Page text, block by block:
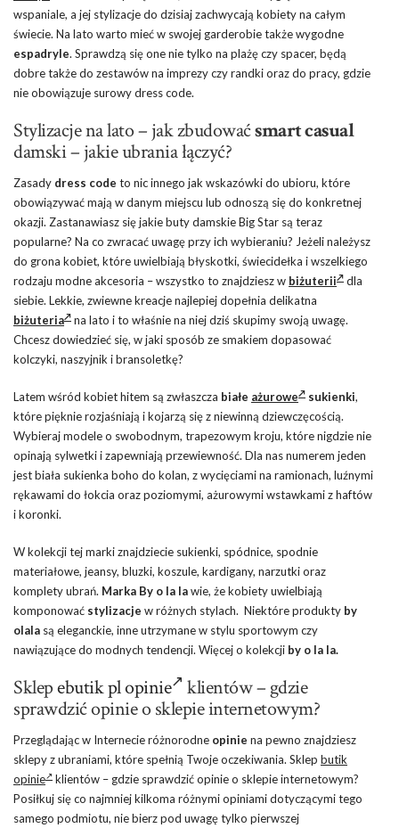
wspaniale, a jej stylizacje do dzisiaj zachwycają kobiety na całym
świecie. Na lato warto mieć w swojej garderobie także wygodne
espadryle. Sprawdzą się one nie tylko na plażę czy spacer, będą
dobre także do zestawów na imprezy czy randki oraz do pracy, gdzie
nie obowiązuje surowy dress code.
Stylizacje na lato – jak zbudowaćsmart casual
damski – jakie ubrania łączyć?
Zasady dress code to nic innego jak wskazówki do ubioru, które
obowiązywać mają w danym miejscu lub odnoszą się do konkretnej
okazji. Zastanawiasz się jakie buty damskie Big Star są teraz
popularne? Na co zwracać uwagę przy ich wybieraniu? Jeżeli należysz
do grona kobiet, które uwielbiają błyskotki, świecidełka i wszelkiego
rodzaju modne akcesoria – wszystko to znajdziesz w biżuterii
dla
siebie. Lekkie, zwiewne kreacje najlepiej dopełnia delikatna
biżuteria
na lato i to właśnie na niej dziś skupimy swoją uwagę.
Chcesz dowiedzieć się, w jaki sposób ze smakiem dopasować
kolczyki, naszyjnik i bransoletkę?
Latem wśród kobiet hitem są zwłaszcza białe ażurowe sukienki,
które pięknie rozjaśniają i kojarzą się z niewinną dziewczęcością.
Wybieraj modele o swobodnym, trapezowym kroju, które nigdzie nie
opinają sylwetki i zapewniają przewiewność. Dla nas numerem jeden
jest biała sukienka boho do kolan, z wycięciami na ramionach, luźnymi
rękawami do łokcia oraz poziomymi, ażurowymi wstawkami z haftów
i koronki.
W kolekcji tej marki znajdziecie sukienki, spódnice, spodnie
materiałowe, jeansy, bluzki, koszule, kardigany, narzutki oraz
komplety ubrań. Marka By o la lawie, że kobiety uwielbiają
komponować stylizacje w różnych stylach. Niektóre produkty by
olala są eleganckie, inne utrzymane w stylu sportowym czy
nawiązujące do modnych tendencji. Więcej o kolekcji by o la la.
Sklepebutik pl opinie
klientów – gdzie
sprawdzić opinie o sklepie internetowym?
Przeglądając w Internecie różnorodne opinie na pewno znajdziesz
sklepy z ubraniami, które spełnią Twoje oczekiwania. Sklep butik
opinie
klientów – gdzie sprawdzić opinie o sklepie internetowym?
Posiłkuj się co najmniej kilkoma różnymi opiniami dotyczącymi tego
samego podmiotu, nie bierz pod uwagę tylko pierwszej